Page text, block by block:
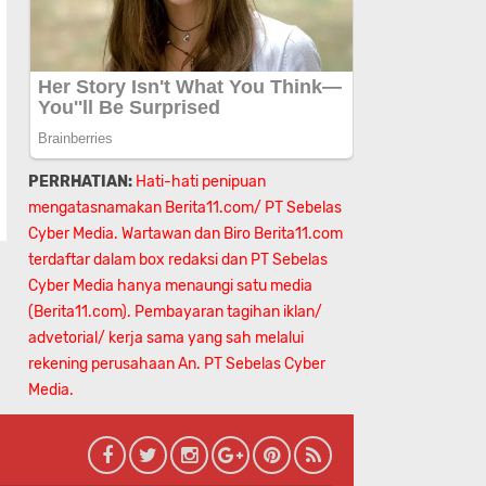
PERRHATIAN: Hati-hati penipuan
mengatasnamakan Berita11.com/ PT Sebelas
Cyber Media. Wartawan dan Biro Berita11.com
terdaftar dalam box redaksi dan PT Sebelas
Cyber Media hanya menaungi satu media
(Berita11.com). Pembayaran tagihan iklan/
advetorial/ kerja sama yang sah melalui
rekening perusahaan An. PT Sebelas Cyber
Media.